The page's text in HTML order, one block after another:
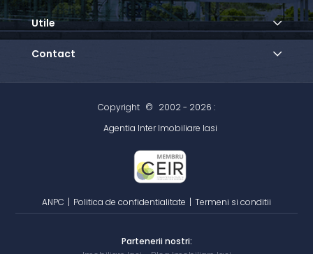
Utile
Contact
Copyright © 2002 - 2026 :
Agentia Inter Imobiliare Iasi
ANPC | Politica de confidentialitate | Termeni si conditii
Partenerii nostri: